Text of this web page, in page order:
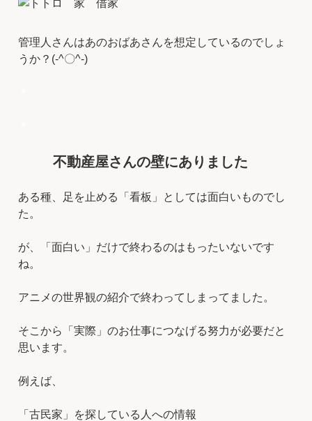
管理人さんはあのおばあさんを想定しているのでしょ
うか？(-^〇^-)
不動産屋さんの壁にありました
ある種、足を止める「看板」としては面白いものでし
た。
が、「面白い」だけで終わるのはもったいないです
ね。
アニメの世界観の紹介で終わってしまってました。
そこから「実際」のお仕事につなげる努力が必要だと
思います。
例えば、
「古民家」を探している人への情報